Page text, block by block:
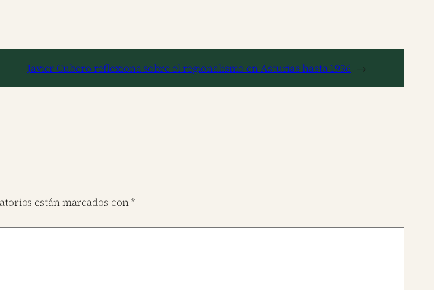
Javier Cubero reflexiona sobre el regionalismo en Asturias hasta 1936 →
están marcados con*